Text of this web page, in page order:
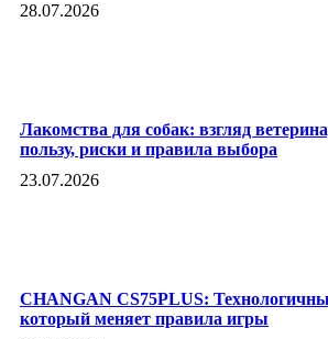
28.07.2026
Лакомства для собак: взгляд
пользу, риски и правила выбора
23.07.2026
CHANGAN CS75PLUS:
который меняет правила игры